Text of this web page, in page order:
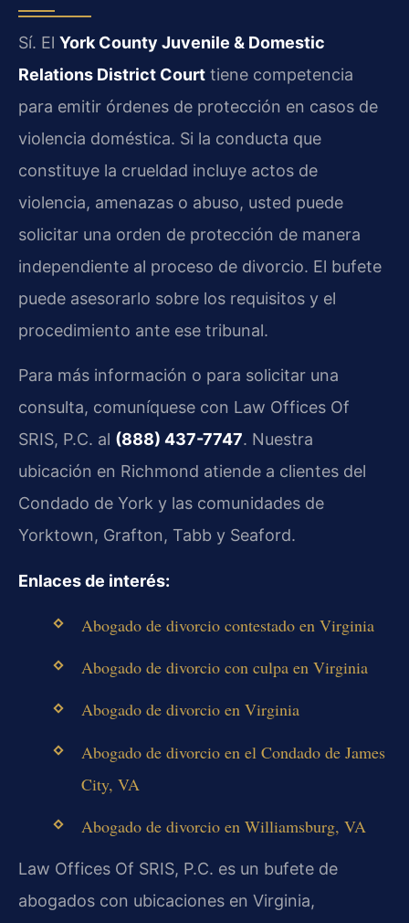
Sí. El York County Juvenile & Domestic
Relations District Court tiene competencia
para emitir órdenes de protección en casos de
violencia doméstica. Si la conducta que
constituye la crueldad incluye actos de
violencia, amenazas o abuso, usted puede
solicitar una orden de protección de manera
independiente al proceso de divorcio. El bufete
puede asesorarlo sobre los requisitos y el
procedimiento ante ese tribunal.
Para más información o para solicitar una
consulta, comuníquese con Law Offices Of
SRIS, P.C. al (888) 437-7747. Nuestra
ubicación en Richmond atiende a clientes del
Condado de York y las comunidades de
Yorktown, Grafton, Tabb y Seaford.
Enlaces de interés:
Abogado de divorcio contestado en Virginia
Abogado de divorcio con culpa en Virginia
Abogado de divorcio en Virginia
Abogado de divorcio en el Condado de James
City, VA
Abogado de divorcio en Williamsburg, VA
Law Offices Of SRIS, P.C. es un bufete de
abogados con ubicaciones en Virginia,